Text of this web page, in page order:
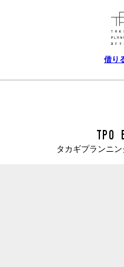
借り
TPO
タカギプランニ